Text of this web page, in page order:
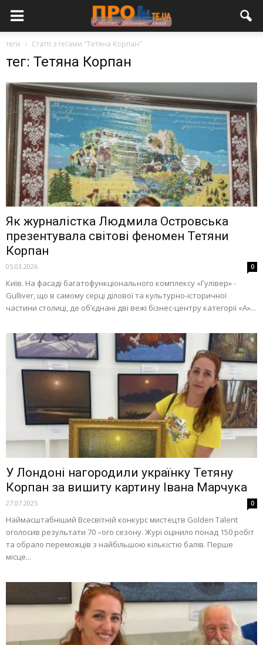
теги Статті з тегами "Тетяна Корпан"
тег: Тетяна Корпан
Як журналістка Людмила Островська
презентувала світові феномен Тетяни
Корпан
05.03.2026 0
Київ. На фасаді багатофункціонального комплексу «Гулівер» -
Gulliver, що в самому серці ділової та культурно-історичної
частини столиці, де об’єднані дві вежі бізнес-центру категорії «А»...
У Лондоні нагородили українку Тетяну
Корпан за вишиту картину Івана Марчука
27.07.2025 0
Наймасштабніший Всесвітній конкурс мистецтв Golden Talent
оголосив результати 70 –ого сезону. Журі оцінило понад 150 робіт
та обрало переможців з найбільшою кількістю балів. Перше
місце...